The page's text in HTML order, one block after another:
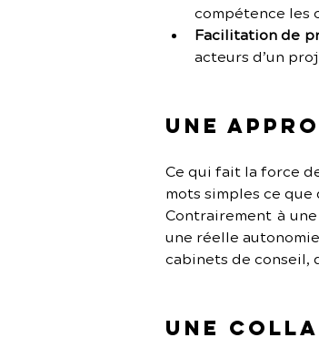
compétence les
Facilitation de
acteurs d’un
Une
Ce qui fait la force
mots simples ce
Contrairement à
une réelle
cabinets de conseil,
Une